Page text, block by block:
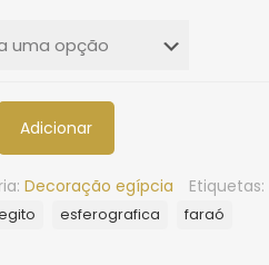
Adicionar
Decoração egípcia Etiquetas:
esferografica
faraó